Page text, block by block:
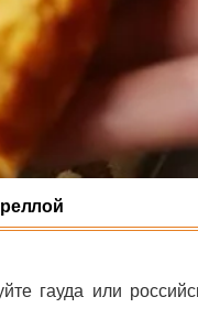
гауда или